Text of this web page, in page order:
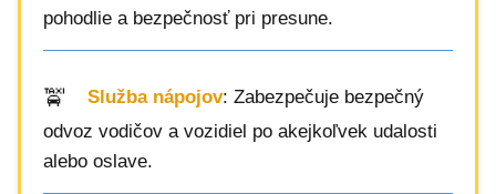
pohodlie a bezpečnosť pri presune.
Služba nápojov: Zabezpečuje bezpečný
odvoz vodičov a vozidiel po akejkoľvek udalosti
alebo oslave.